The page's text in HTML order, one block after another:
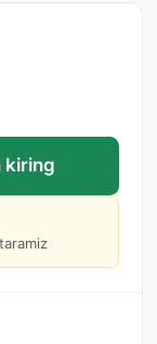
kiring